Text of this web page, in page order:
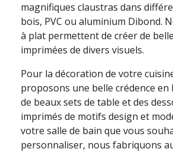
magnifiques claustras dans
bois, PVC ou aluminium Dibond.
à plat permettent de créer de
imprimées de divers visuels.
Pour la décoration de votre
proposons une belle crédence en
de beaux sets de table et des
imprimés de motifs design et
votre salle de bain que vous
personnaliser, nous fabriquons